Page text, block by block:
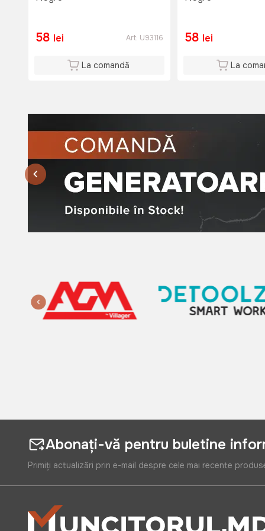
58 lei Art: U93116
La comandă
58 lei
La
Abonați-vă pentru buletine
Primiți actualizări prin e-mail despre cele mai recente